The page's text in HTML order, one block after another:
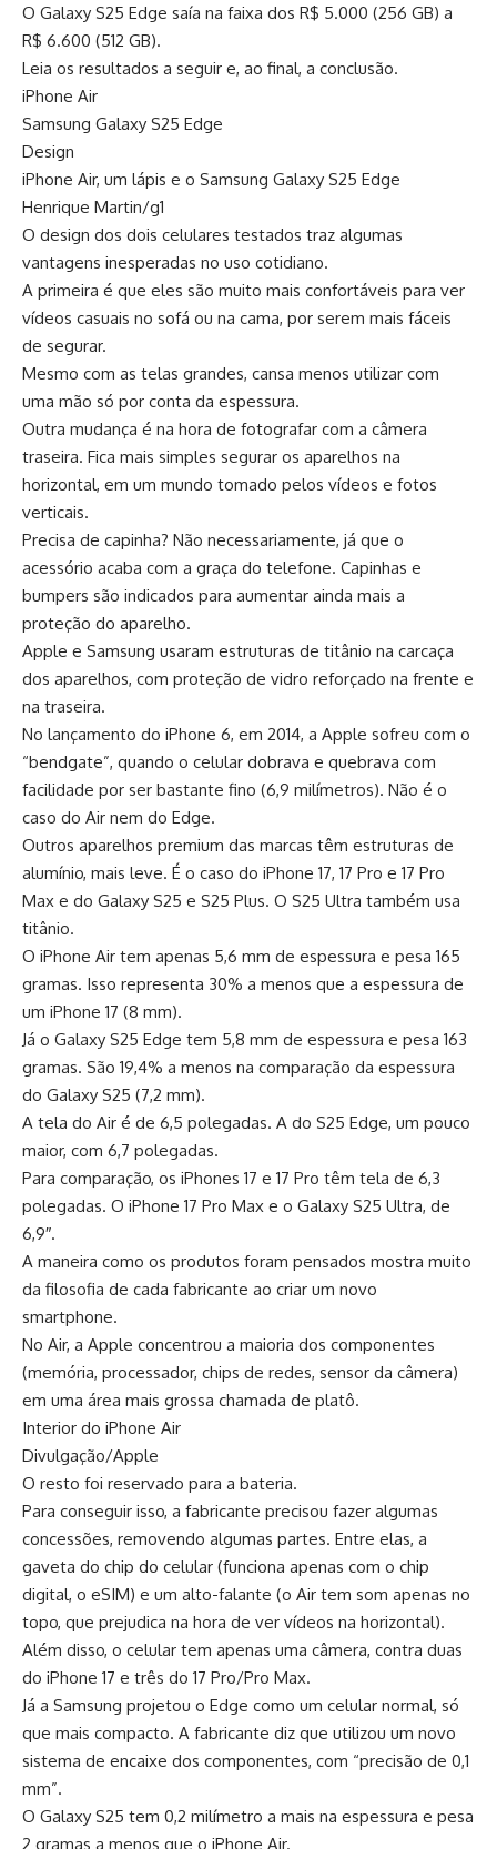
O Galaxy S25 Edge saía na faixa dos R$ 5.000 (256 GB) a
R$ 6.600 (512 GB).
Leia os resultados a seguir e, ao final, a conclusão.
iPhone Air
Samsung Galaxy S25 Edge
Design
iPhone Air, um lápis e o Samsung Galaxy S25 Edge
Henrique Martin/g1
O design dos dois celulares testados traz algumas
vantagens inesperadas no uso cotidiano.
A primeira é que eles são muito mais confortáveis para ver
vídeos casuais no sofá ou na cama, por serem mais fáceis
de segurar.
Mesmo com as telas grandes, cansa menos utilizar com
uma mão só por conta da espessura.
Outra mudança é na hora de fotografar com a câmera
traseira. Fica mais simples segurar os aparelhos na
horizontal, em um mundo tomado pelos vídeos e fotos
verticais.
Precisa de capinha? Não necessariamente, já que o
acessório acaba com a graça do telefone. Capinhas e
bumpers são indicados para aumentar ainda mais a
proteção do aparelho.
Apple e Samsung usaram estruturas de titânio na carcaça
dos aparelhos, com proteção de vidro reforçado na frente e
na traseira.
No lançamento do iPhone 6, em 2014, a Apple sofreu com o
“bendgate”, quando o celular dobrava e quebrava com
facilidade por ser bastante fino (6,9 milímetros). Não é o
caso do Air nem do Edge.
Outros aparelhos premium das marcas têm estruturas de
alumínio, mais leve. É o caso do iPhone 17, 17 Pro e 17 Pro
Max e do Galaxy S25 e S25 Plus. O S25 Ultra também usa
titânio.
O iPhone Air tem apenas 5,6 mm de espessura e pesa 165
gramas. Isso representa 30% a menos que a espessura de
um iPhone 17 (8 mm).
Já o Galaxy S25 Edge tem 5,8 mm de espessura e pesa 163
gramas. São 19,4% a menos na comparação da espessura
do Galaxy S25 (7,2 mm).
A tela do Air é de 6,5 polegadas. A do S25 Edge, um pouco
maior, com 6,7 polegadas.
Para comparação, os iPhones 17 e 17 Pro têm tela de 6,3
polegadas. O iPhone 17 Pro Max e o Galaxy S25 Ultra, de
6,9″.
A maneira como os produtos foram pensados mostra muito
da filosofia de cada fabricante ao criar um novo
smartphone.
No Air, a Apple concentrou a maioria dos componentes
(memória, processador, chips de redes, sensor da câmera)
em uma área mais grossa chamada de platô.
Interior do iPhone Air
Divulgação/Apple
O resto foi reservado para a bateria.
Para conseguir isso, a fabricante precisou fazer algumas
concessões, removendo algumas partes. Entre elas, a
gaveta do chip do celular (funciona apenas com o chip
digital, o eSIM) e um alto-falante (o Air tem som apenas no
topo, que prejudica na hora de ver vídeos na horizontal).
Além disso, o celular tem apenas uma câmera, contra duas
do iPhone 17 e três do 17 Pro/Pro Max.
Já a Samsung projetou o Edge como um celular normal, só
que mais compacto. A fabricante diz que utilizou um novo
sistema de encaixe dos componentes, com “precisão de 0,1
mm”.
O Galaxy S25 tem 0,2 milímetro a mais na espessura e pesa
2 gramas a menos que o iPhone Air.